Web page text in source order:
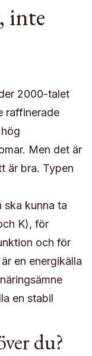
inte
2000-talet
raffinerade
Men det är
är bra. Typen
ska kunna ta
K), för
och för
en energikälla
en stabil
du?